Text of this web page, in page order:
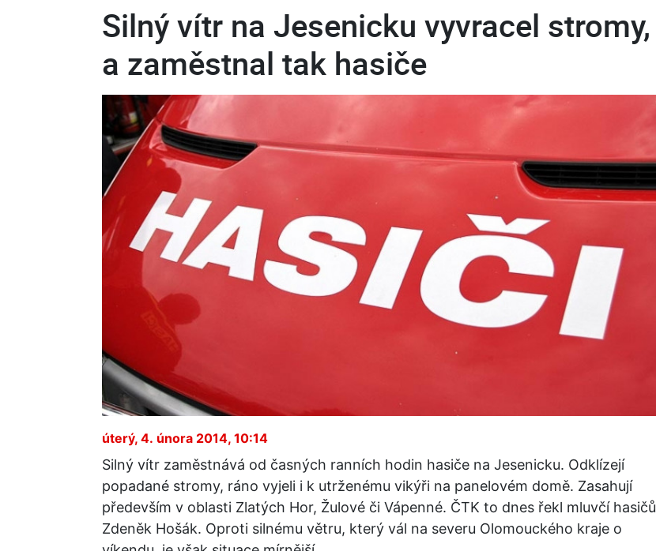
Silný vítr na Jesenicku vyvracel stromy,
a zaměstnal tak hasiče
úterý, 4. února 2014, 10:14
Silný vítr zaměstnává od časných ranních hodin hasiče na Jesenicku. Odklízejí
popadané stromy, ráno vyjeli i k utrženému vikýři na panelovém domě. Zasahují
především v oblasti Zlatých Hor, Žulové či Vápenné. ČTK to dnes řekl mluvčí hasičů
Zdeněk Hošák. Oproti silnému větru, který vál na severu Olomouckého kraje o